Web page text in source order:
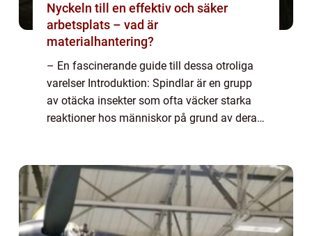
Nyckeln till en effektiv och säker
arbetsplats – vad är
materialhantering?
– En fascinerande guide till dessa otroliga
varelser Introduktion: Spindlar är en grupp
av otäcka insekter som ofta väcker starka
reaktioner hos människor på grund av deras